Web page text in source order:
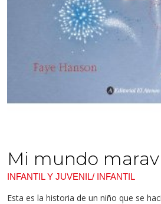
Mi mundo
INFANTIL Y JUVENIL/ INFANTIL
Esta es la historia de un niño que se